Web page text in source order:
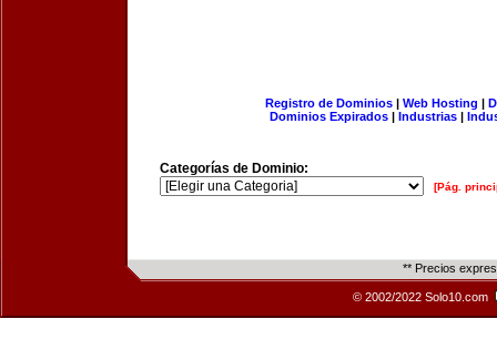
Registro de Dominios| Web Hosting |
Dominios Expirados | Industrias |
Categorías de Dominio:
[Pág.
** Precios
© 2002/2022 Solo10.com